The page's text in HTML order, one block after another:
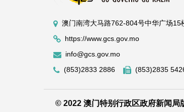
澳门南湾大马路762-804号中华广场15
https://www.gcs.gov.mo
info@gcs.gov.mo
(853)2833 2886
(853)2835
© 2022 澳门特别行政区政府新闻局